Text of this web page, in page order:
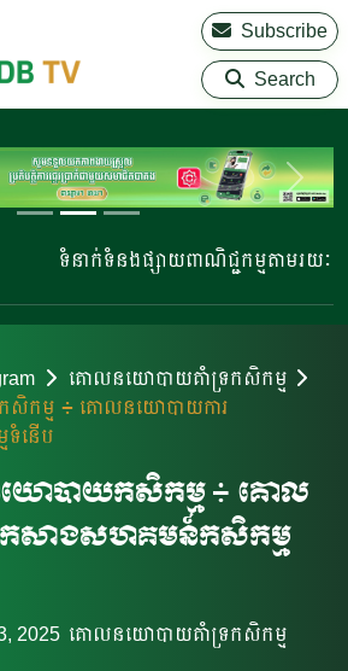
Subscribe
Search
ទំនាក់ទំនងផ្សាយពាណិជ្ជកម្មតាមរយៈ
គោលនយោបាយគំាទ្រកសិកម្ម
សិកម្ម ៖​ គោលនយោបាយការ
នើប
ោបាយកសិកម្ម ៖​ គោល
សាងសហគមន៍កសិកម្ម
2025 គោលនយោបាយគំាទ្រកសិកម្ម